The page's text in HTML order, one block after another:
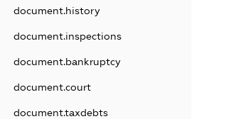
document.history
document.inspections
document.bankruptcy
document.court
document.taxdebts